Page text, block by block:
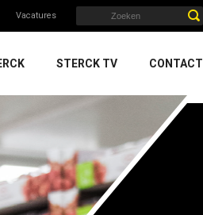
Vacatures
STERCK TV CONTACT